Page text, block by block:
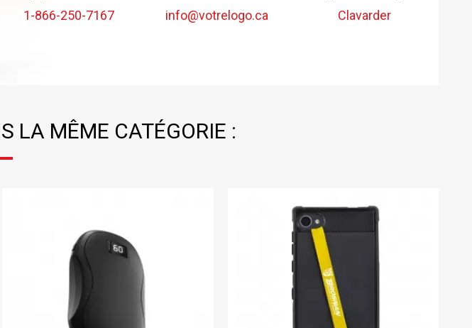
1-866-250-7167 info@votrelogo.ca Clavarder
LA MÊME CATÉGORIE :